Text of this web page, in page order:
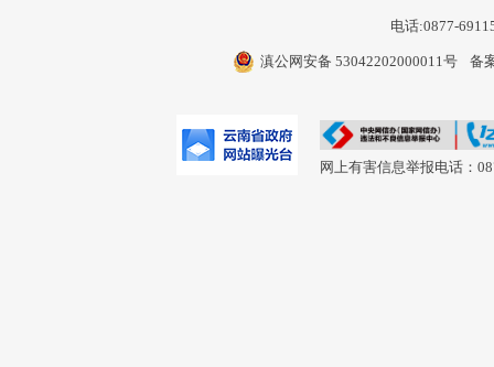
电话:0877-
滇公网安备 53042202000011号 备
网上有害信息举报电话：